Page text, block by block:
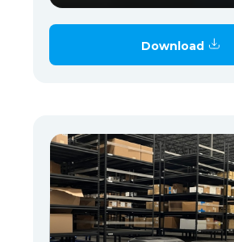
Download